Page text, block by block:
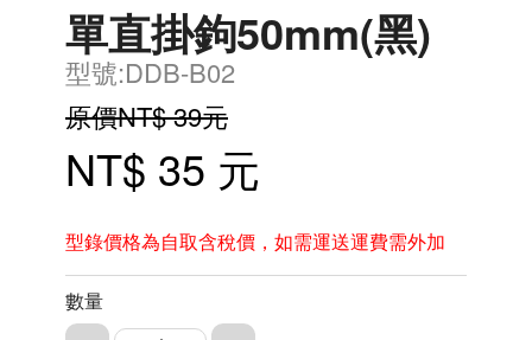
單直掛鉤50mm(黑)
型號:DDB-B02
原價NT$ 39元
NT$ 35 元
型錄價格為自取含稅價，如需運送運費需外加
數量